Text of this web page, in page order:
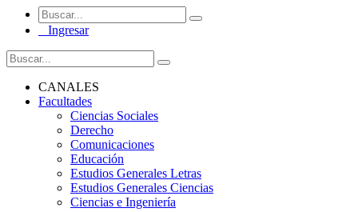
Ingresar
CANALES
Facultades
Ciencias Sociales
Derecho
Comunicaciones
Educación
Estudios Generales Letras
Estudios Generales Ciencias
Ciencias e Ingeniería